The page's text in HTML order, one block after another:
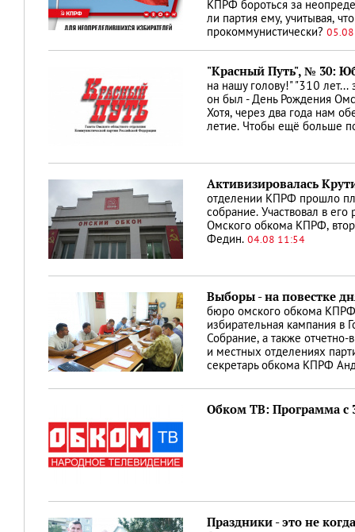
КПРФ бороться за
ли партия ему, учитывая,
прокоммунистически?
"Красный Путь", № 30:
на нашу голову!" "310 лет...
он был - День Рождения
Хотя, через два года нам
летие. Чтобы ещё больше
Активизировалась
отделении КПРФ прошло
собрание. Участвовал в
Омского обкома КПРФ,
Федин. 04.08 11:54
Выборы - на повестке
бюро омского обкома
избирательная кампания в
Собрание, а также
и местных отделениях
секретарь обкома КПРФ
Обком ТВ: Программа с
Праздники - это не